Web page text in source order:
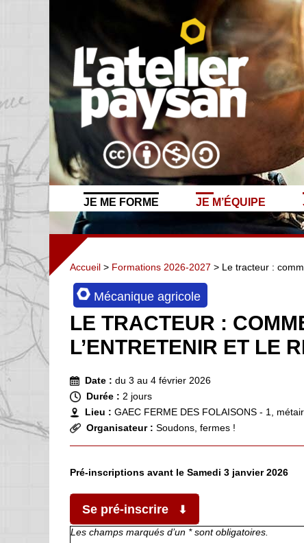
JE ME FORME JE M’ÉQUIPE
Accueil > Formations 2026-2027 > Le tracteur :
Mécanique agricole
LE TRACTEUR :
L’ENTRETENIR ET LE
Date : du 3 au 4 février 2026
Durée : 2 jours
Lieu : GAEC FERME DES FOLAISONS - 1,
Organisateur : Soudons, fermes !
Pré-inscriptions avant le Samedi 3 janvier 2026
Se pré-inscrire
Les champs marqués d’un * sont obligatoires.